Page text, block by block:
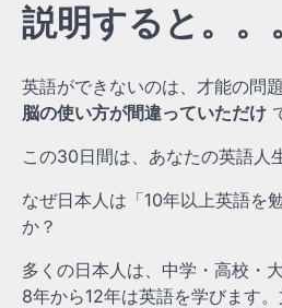
説明すると。。
英語ができないのは、才能の問
脳の使い方が間違っていただけ
この30日間は、あなたの英語人
なぜ日本人は「10年以上英語を
か？
多くの日本人は、中学・高校・
8年から12年は英語を学びます